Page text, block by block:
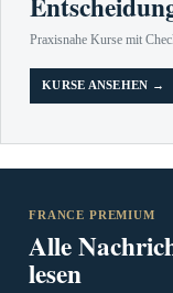
Praxisnahe Kurse mit
KURSE ANSEHEN →
FRANCE PREMIUM
Alle
lesen